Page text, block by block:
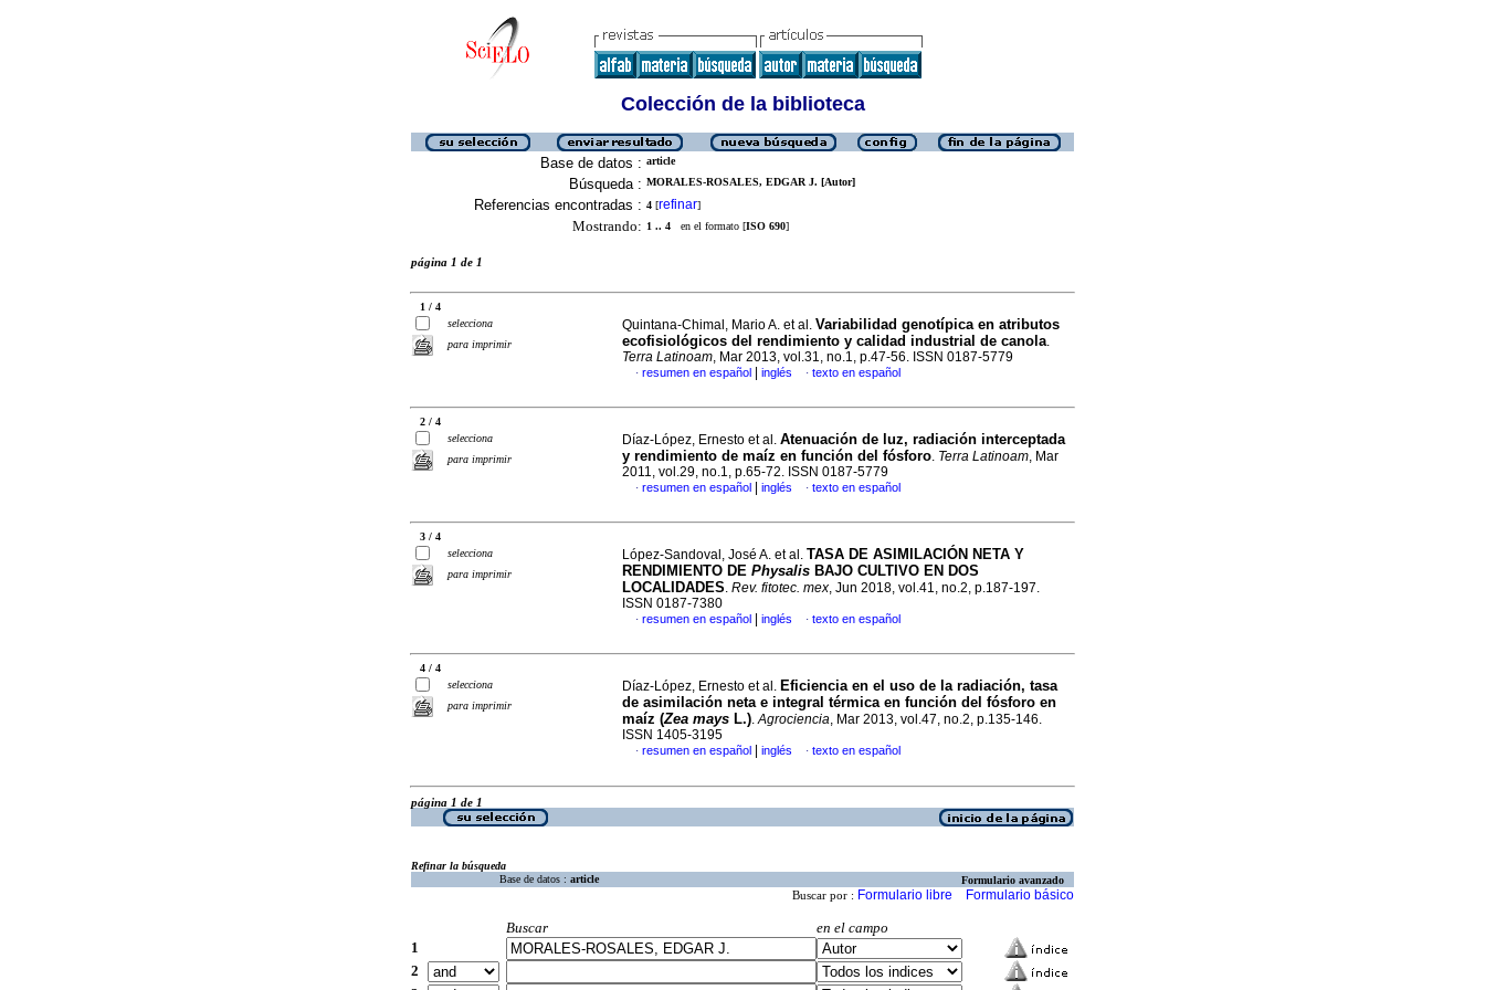
Colección de la biblioteca
Base de datos : article
Búsqueda : MORALES-ROSALES, EDGAR J. [Autor]
Referencias encontradas : 4 [refinar]
Mostrando: 1 .. 4 en el formato [ISO 690]
página 1 de 1
1 / 4
selecciona
para imprimir
Quintana-Chimal, Mario A. et al. Variabilidad genotípica en atributos
ecofisiológicos del rendimiento y calidad industrial de canola.
Terra Latinoam, Mar 2013, vol.31, no.1, p.47-56. ISSN 0187-5779
· resumen en español inglés · texto en español
2 / 4
selecciona
para imprimir
Díaz-López, Ernesto et al. Atenuación de luz, radiación interceptada
y rendimiento de maíz en función del fósforo. Terra Latinoam, Mar
2011, vol.29, no.1, p.65-72. ISSN 0187-5779
· resumen en español inglés · texto en español
3 / 4
selecciona
para imprimir
López-Sandoval, José A. et al. TASA DE ASIMILACIÓN NETA Y
RENDIMIENTO DE Physalis BAJO CULTIVO EN DOS
LOCALIDADES. Rev. fitotec. mex, Jun 2018, vol.41, no.2, p.187-197.
ISSN 0187-7380
· resumen en español inglés · texto en español
4 / 4
selecciona
para imprimir
Díaz-López, Ernesto et al. Eficiencia en el uso de la radiación, tasa
de asimilación neta e integral térmica en función del fósforo en
maíz (Zea mays L.).Agrociencia, Mar 2013, vol.47, no.2, p.135-146.
ISSN 1405-3195
· resumen en español inglés · texto en español
página 1 de 1
Refinar la búsqueda
Base de datos : article Formulario avanzado
Buscar por : Formulario libre Formulario básico
Buscar
en el campo
1
2